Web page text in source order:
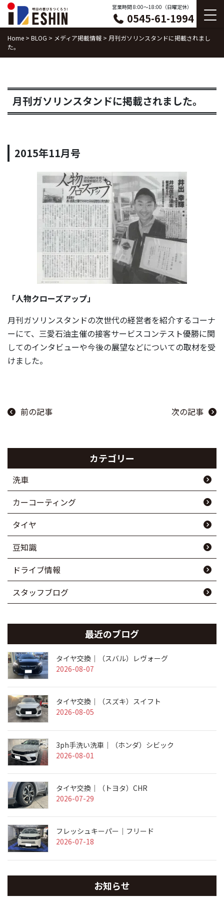
Skip
content
営業時間 8:00〜18:00（日曜定休）
0545-61-1994
Home > BLOG > メディア掲載情報 > 月刊ガソリンスタンドに掲載されまし
た。
月刊ガソリンスタンドに掲載されました。
2015年11月号
「人物クローズアップ」
月刊ガソリンスタンドの次世代の経営者を紹介するコーナ
ーにて、三愛石油主催の接客サービスコンテスト優勝に関
してのインタビューや今後の展望などについての取材を受
けました。
前の記事 次の記事
カテゴリー
洗車
カーコーティング
タイヤ
豆知識
ドライブ情報
スタッフブログ
最近のブログ
タイヤ交換｜（スバル）レヴォーグ
2026-08-07
タイヤ交換｜（スズキ）スイフト
2026-08-05
3ph手洗い洗車｜（ホンダ）シビック
2026-08-01
タイヤ交換｜（トヨタ）CHR
2026-07-29
フレッシュキーパー｜フリード
2026-07-18
お知らせ